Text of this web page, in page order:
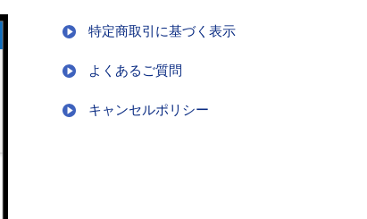
特定商取引に基づく表示
よくあるご質問
キャンセルポリシー